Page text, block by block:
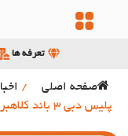
تعرفه ها
صفحه اصلی /
پلیس دبی 3 باند کلاهبرداری بانکی را دستگیر کرد